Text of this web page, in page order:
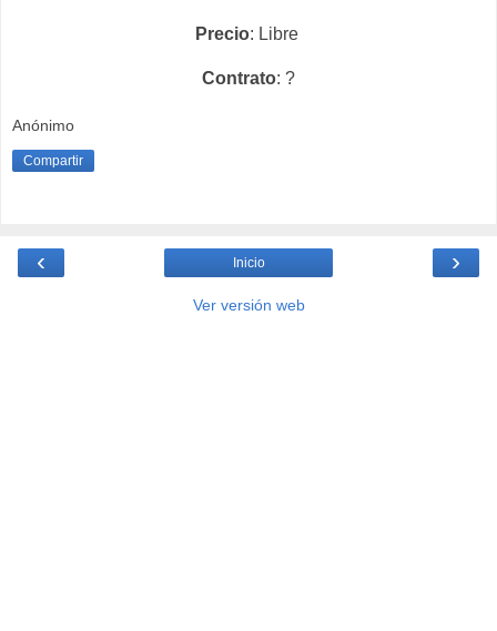
Precio: Libre
Contrato: ?
Anónimo
Compartir
‹ ›
Inicio
Ver versión web